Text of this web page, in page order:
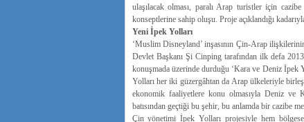
ulaşılacak ol­ması, paralı Arap turistler için
konseptlerine sahip oluşu. Proje açıklandığı
Yeni İpek Yolları
‘Muslim Disneyland’ inşasının Çin-Arap
Devlet Başkanı Şi Cinping tarafından ilk defa 2013
konuş­mada üzerinde durduğu ‘Kara ve Deniz İpek
Yolları her iki güzergâhtan da Arap ülkeleriyle
ekonomik faaliyetle­re konu olmasıyla Deniz ve
batısından geçtiği bu şehir, bu anlamda bir cazibe
Çin yönetimi İpek Yolları projesiyle hem